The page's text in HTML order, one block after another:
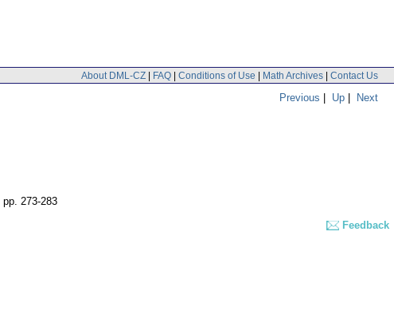
About DML-CZ | FAQ | Conditions of Use | Math Archives | Contact Us
Previous | Up | Next
pp. 273-283
Feedback